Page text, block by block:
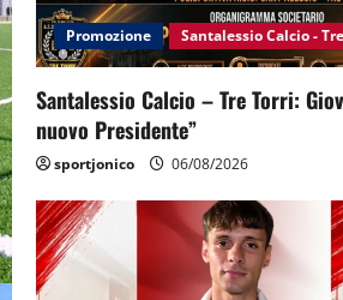
Promozione Santalessio Calcio -
Santalessio Calcio – Tre Torri:
nuovo Presidente”
sportjonico 06/08/2026